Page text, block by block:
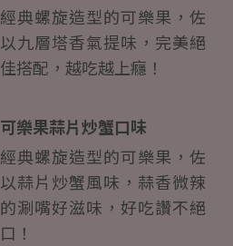
經典螺旋造型的可樂果，佐
以九層塔香氣提味，完美絕
佳搭配，越吃越上癮！
可樂果蒜片炒蟹口味
經典螺旋造型的可樂果，佐
以蒜片炒蟹風味，蒜香微辣
的涮嘴好滋味，好吃讚不絕
口！